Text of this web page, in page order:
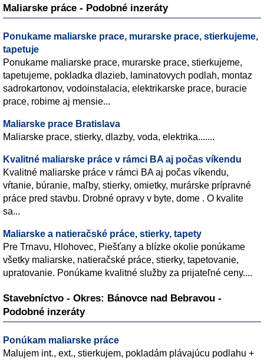
Maliarske práce - Podobné inzeráty
Ponukame maliarske prace, murarske prace, stierkujeme,
tapetuje
Ponukame maliarske prace, murarske prace, stierkujeme,
tapetujeme, pokladka dlazieb, laminatovych podlah, montaz
sadrokartonov, vodoinstalacia, elektrikarske prace, buracie
prace, robime aj mensie...
Maliarske prace Bratislava
Maliarske prace, stierky, dlazby, voda, elektrika.......
Kvalitné maliarske práce v rámci BA aj počas víkendu
Kvalitné maliarske práce v rámci BA aj počas víkendu,
vŕtanie, búranie, maľby, stierky, omietky, murárske prípravné
práce pred stavbu. Drobné opravy v byte, dome . O kvalite
sa...
Maliarske a natieračské práce, stierky, tapety
Pre Trnavu, Hlohovec, Piešťany a blízke okolie ponúkame
všetky maliarske, natieračské práce, stierky, tapetovanie,
upratovanie. Ponúkame kvalitné služby za prijateľné ceny....
Stavebníctvo - Okres: Bánovce nad Bebravou -
Podobné inzeráty
Ponúkam maliarske práce
Malujem int., ext., stierkujem, pokladám plávajúcu podlahu +